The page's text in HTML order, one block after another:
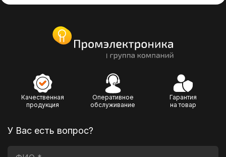
Качественная
продукция
Оперативное
обслуживание
Гарантия
на товар
У Вас есть вопрос?